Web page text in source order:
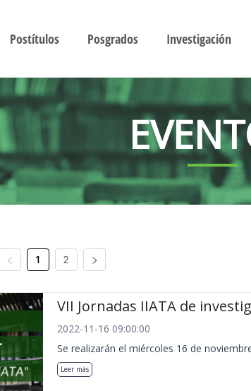
Postítulos Posgrados Investigación
1 2
VII Jornadas IIATA de
2022-11-16 09:00:00
Se realizarán el miércoles 16 de
Leer más